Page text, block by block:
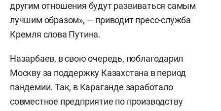
другим отношения будут развиваться самым
лучшим образом», — приводит пресс-служба
Кремля слова Путина.
Назарбаев, в свою очередь, поблагодарил
Москву за поддержку Казахстана в период
пандемии. Так, в Караганде заработало
совместное предприятие по производству